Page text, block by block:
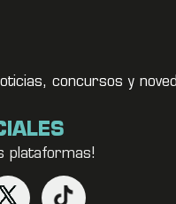
concursos y
plataformas!